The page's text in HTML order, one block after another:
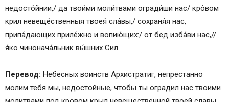
недосто́йнии,/ да твои́ми моли́твами огради́ши нас/ кро́вом
крил невеще́ственныя твоея́ сла́вы,/ сохраня́я нас,
припа́дающих приле́жно и вопию́щих:/ от бед изба́ви нас,//
я́ко чинонача́льник вы́шних Сил.
Перевод: Небесных воинств Архистратиг, непрестанно
молим тебя мы, недостойные, чтобы ты оградил нас твоими